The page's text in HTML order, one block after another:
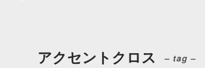
アクセントクロス – tag –